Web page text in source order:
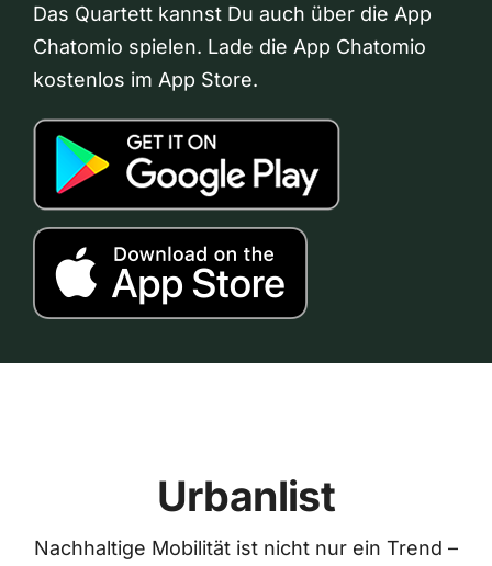
Das Quartett kannst Du auch über die App
Chatomio spielen. Lade die App Chatomio
kostenlos im App Store.
Urbanlist
Nachhaltige Mobilität ist nicht nur ein Trend –